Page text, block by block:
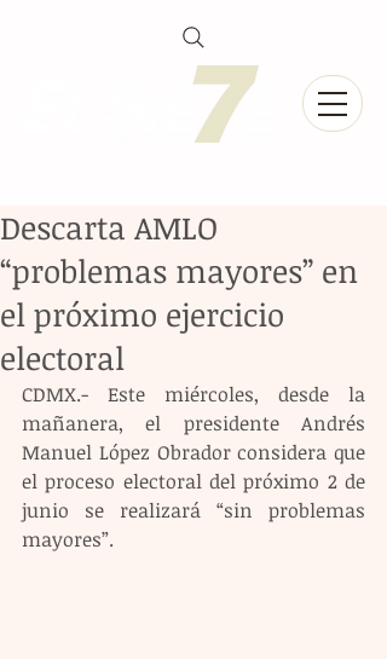
Descarta AMLO
“problemas mayores” en
el próximo ejercicio
electoral
CDMX.- Este miércoles, desde la
mañanera, el presidente Andrés
Manuel López Obrador considera que
el proceso electoral del próximo 2 de
junio se realizará “sin problemas
mayores”.